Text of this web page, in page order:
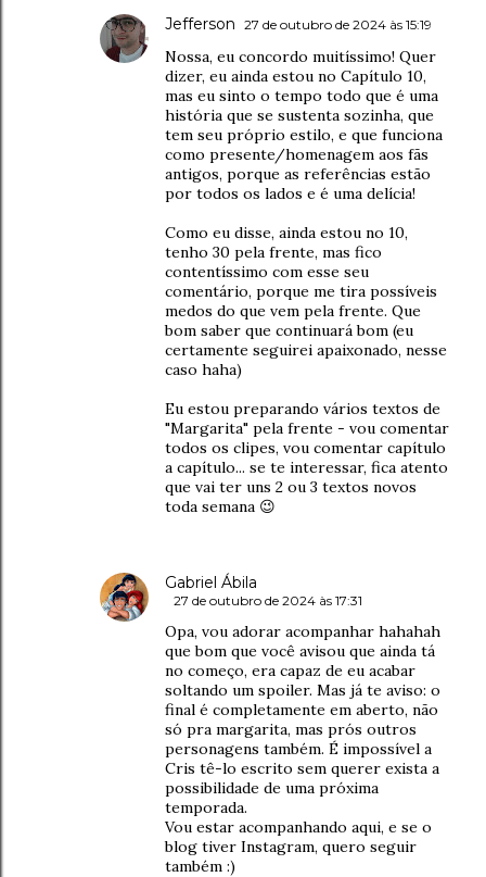
Jefferson 27 de outubro de 2024 às 15:19
Nossa, eu concordo muitíssimo! Quer
dizer, eu ainda estou no Capítulo 10,
mas eu sinto o tempo todo que é uma
história que se sustenta sozinha, que
tem seu próprio estilo, e que funciona
como presente/homenagem aos fãs
antigos, porque as referências estão
por todos os lados e é uma delícia!
Como eu disse, ainda estou no 10,
tenho 30 pela frente, mas fico
contentíssimo com esse seu
comentário, porque me tira possíveis
medos do que vem pela frente. Que
bom saber que continuará bom (eu
certamente seguirei apaixonado, nesse
caso haha)
Eu estou preparando vários textos de
"Margarita" pela frente - vou comentar
todos os clipes, vou comentar capítulo
a capítulo... se te interessar, fica atento
que vai ter uns 2 ou 3 textos novos
toda semana 😉
Gabriel Ábila
27 de outubro de 2024 às 17:31
Opa, vou adorar acompanhar hahahah
que bom que você avisou que ainda tá
no começo, era capaz de eu acabar
soltando um spoiler. Mas já te aviso: o
final é completamente em aberto, não
só pra margarita, mas prós outros
personagens também. É impossível a
Cris tê-lo escrito sem querer exista a
possibilidade de uma próxima
temporada.
Vou estar acompanhando aqui, e se o
blog tiver Instagram, quero seguir
também :)